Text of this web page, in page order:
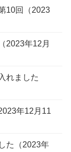
10回（2023
2023年12月
れました
年12月11
た（2023年